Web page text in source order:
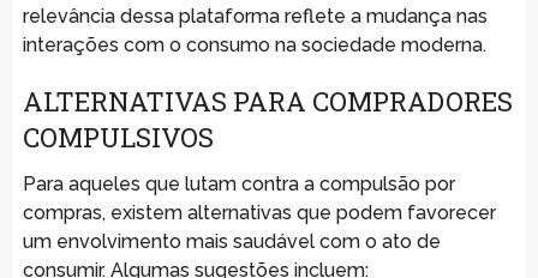
relevância dessa plataforma reflete a mudança nas
interações com o consumo na sociedade moderna.
ALTERNATIVAS PARA COMPRADORES
COMPULSIVOS
Para aqueles que lutam contra a compulsão por
compras, existem alternativas que podem favorecer
um envolvimento mais saudável com o ato de
consumir. Algumas sugestões incluem: